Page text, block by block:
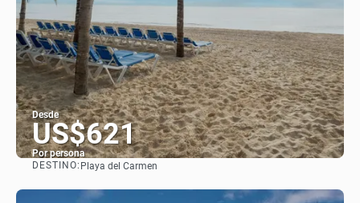
Desde
US$621
Por persona
DESTINO: Playa del Carmen